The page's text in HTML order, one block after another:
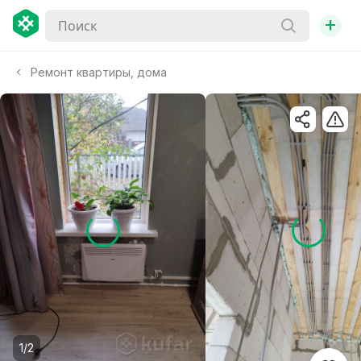
+
Ремонт квартиры, дома
1/2